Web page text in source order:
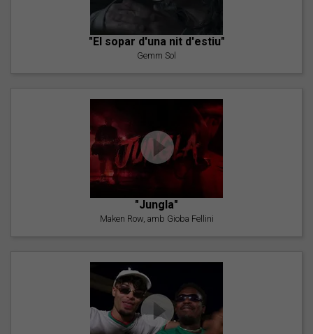
"El sopar d'una nit d'estiu"
Gemm Sol
"Jungla"
Maken Row, amb Gioba Fellini